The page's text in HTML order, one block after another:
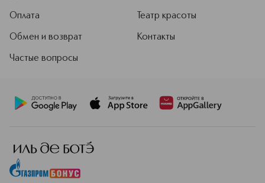
Оплата
Обмен и возврат
Частые вопросы
Театр красоты
Контакты